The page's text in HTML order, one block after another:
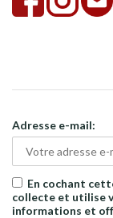
Adresse e-mail:
En cochant
collecte et utilise
informations et